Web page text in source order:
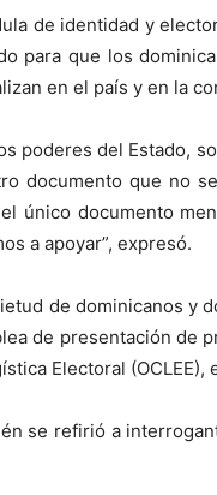
de identidad y
para que los
en el país y en la
poderes del Estado,
documento que no
único documento
a apoyar”, expresó.
de dominicanos y
de presentación de
Electoral (OCLEE),
se refirió a